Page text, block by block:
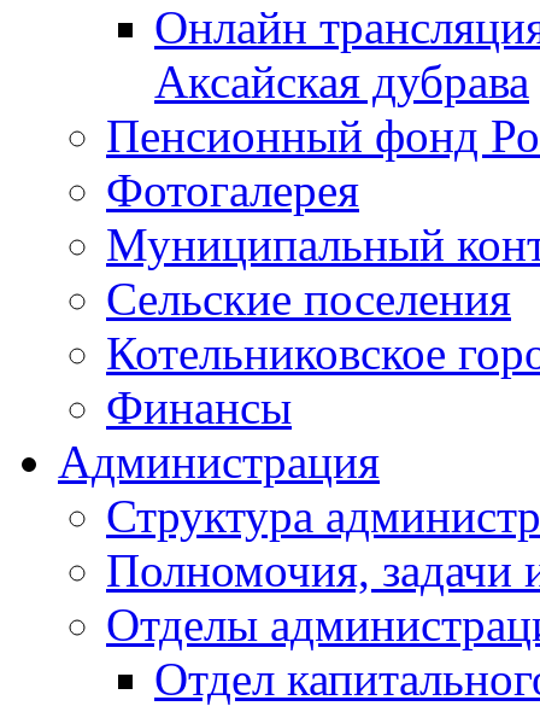
Онлайн
Аксайская дубрава
Пенсионный фонд
Фотогалерея
Муниципальный
Сельские поселения
Котельниковское
Финансы
Администрация
Структура
Полномочия, задачи
Отделы
Отдел